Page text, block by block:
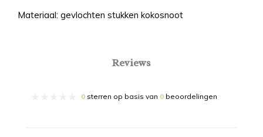
Materiaal: gevlochten stukken kokosnoot
Reviews
0 sterren op basis van 0 beoordelingen